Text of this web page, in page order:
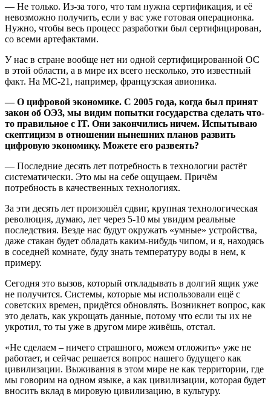
— Не только. Из-за того, что там нужна сертификация, и её
невозможно получить, если у вас уже готовая операционка.
Нужно, чтобы весь процесс разработки был сертифицирован,
со всеми артефактами.
У нас в стране вообще нет ни одной сертифицированной ОС
в этой области, а в мире их всего несколько, это известный
факт. На МС-21, например, французская авионика.
— О цифровой экономике. С 2005 года, когда был принят
закон об ОЭЗ, мы видим попытки государства сделать что-
то правильное с IT. Они закончились ничем. Испытываю
скептицизм в отношении нынешних планов развить
цифровую экономику. Можете его развеять?
— Последние десять лет потребность в технологии растёт
систематически. Это мы на себе ощущаем. Причём
потребность в качественных технологиях.
За эти десять лет произошёл сдвиг, крупная технологическая
революция, думаю, лет через 5-10 мы увидим реальные
последствия. Везде нас будут окружать «умные» устройства,
даже стакан будет обладать каким-нибудь чипом, и я, находясь
в соседней комнате, буду знать температуру воды в нем, к
примеру.
Сегодня это вызов, который откладывать в долгий ящик уже
не получится. Системы, которые мы использовали ещё с
советских времен, придётся обновлять. Возникнет вопрос, как
это делать, как укрощать данные, потому что если ты их не
укротил, то ты уже в другом мире живёшь, отстал.
«Не сделаем – ничего страшного, можем отложить» уже не
работает, и сейчас решается вопрос нашего будущего как
цивилизации. Выживания в этом мире не как территории, где
мы говорим на одном языке, а как цивилизации, которая будет
вносить вклад в мировую цивилизацию, в культуру.